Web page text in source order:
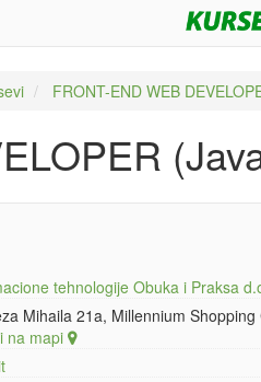
FRONT-END WEB
tehnologije Obuka i Praksa
Mihaila 21a, Millennium
na mapi